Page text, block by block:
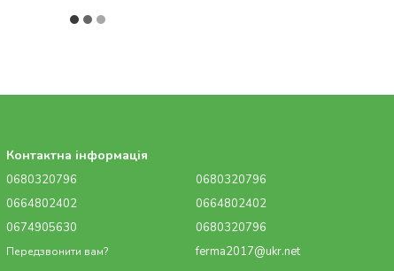
Контактна інформація
0680320796
0664802402
0674905630
Передзвонити вам?
0680320796
0664802402
0680320796
ferma2017@ukr.net